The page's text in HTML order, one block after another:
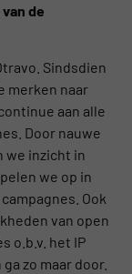
de
Sindsdien
merken naar
aan alle
Door nauwe
we inzicht in
we op in
Ook
van open
o.b.v. het IP
zo maar door.